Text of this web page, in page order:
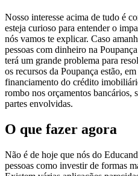
Nosso interesse acima de tudo é
esteja curioso para entender o
nós vamos te explicar. Caso
pessoas com dinheiro na
terá um grande problema para
os recursos da Poupança estão,
financiamento do crédito
rombo nos orçamentos bancários,
partes envolvidas.
O que fazer agora
Não é de hoje que nós do
pessoas como investir de formas